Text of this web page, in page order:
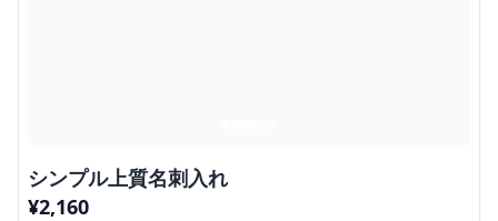
シンプル上質名刺入れ
¥2,160